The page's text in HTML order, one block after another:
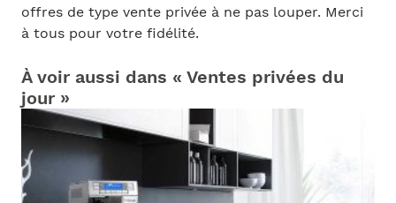
offres de type vente privée à ne pas louper. Merci
à tous pour votre fidélité.
À voir aussi dans « Ventes privées du
jour »